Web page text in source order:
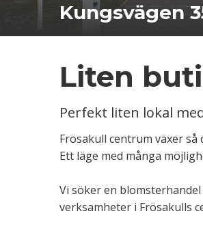
Kungsvägen
Liten
Perfekt liten lokal
Frösakull centrum växer
Ett läge med många
Vi söker en
verksamheter i Frösakulls